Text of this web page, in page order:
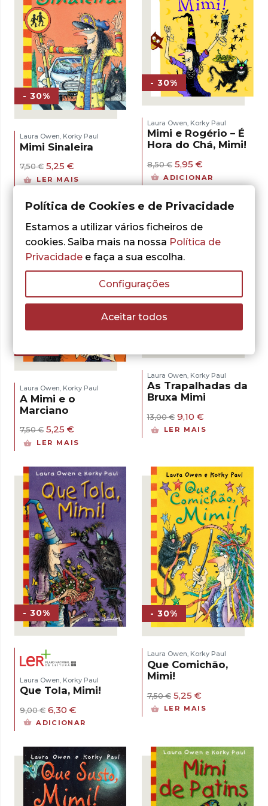
- 30%
Laura Owen, Korky Paul
Mimi Sinaleira
7,50€ O
preço
original
7,50 €.
5,25 €
preço
atual
5,25 €.
LER MAIS
- 30%
Laura Owen Korky Paul
Mimi e Rogério – É
Hora do Chá, Mimi!
8,50€ O
preço
original
8,50 €.
5,95 €O
preço
atual
5,95 €.
ADICIONAR
Laura Owen, Korky Paul
A Mimi e o
Marciano
7,50€ O
preço
7,50 €.
5,25 €
preço
5,25 €.
LER MAIS
Laura Owen Korky Paul
As Trapalhadas da
Bruxa Mimi
13,00€ O
preço
9,10 €O
preço
LER MAIS
- 30%
Laura Owen Korky Paul
Que Tola, Mimi!
9,00€ O
preço
9,00 €.
6,30 €
preço
6,30 €.
ADICIONAR
- 30%
Laura Owen, Korky Paul
Que Comichão,
Mimi!
7,50€ O
preço
5,25 €O
preço
LER MAIS
Política de Cookies e de Privacidade
Estamos a utilizar vários ficheiros de
cookies. Saiba mais na nossa Política de
Privacidade e faça a sua escolha.
Configurações
Aceitar todos